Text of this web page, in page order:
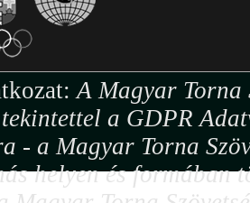
A Magyar Torna
a GDPR
- a Magyar Torna
helyen és formában